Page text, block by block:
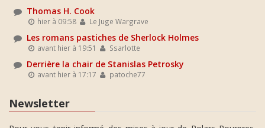
Thomas H. Cook
hier à 09:58 Le Juge Wargrave
Les romans pastiches de Sherlock Holmes
avant hier à 19:51 Ssarlotte
Derrière la chair de Stanislas Petrosky
avant hier à 17:17 patoche77
Newsletter